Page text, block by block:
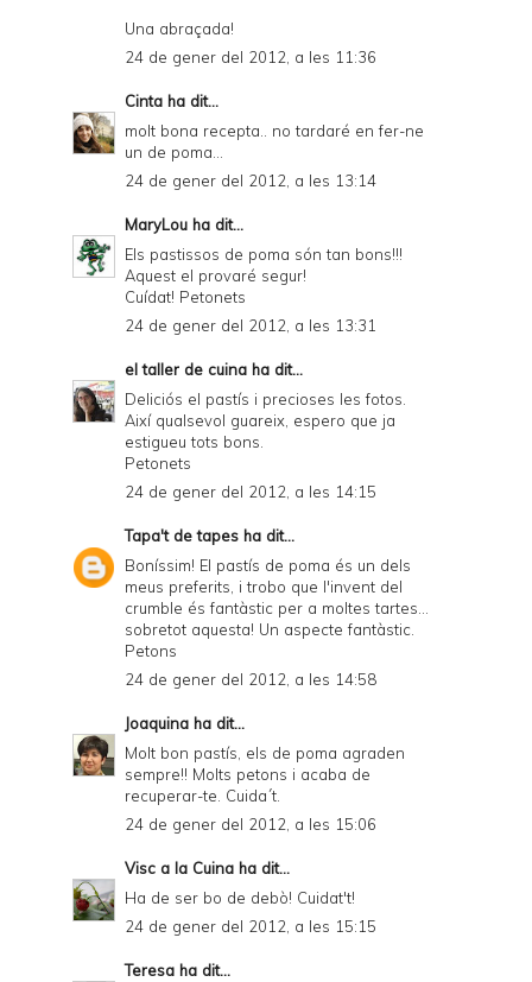
Una abraçada!
24 de gener del 2012, a les 11:36
Cinta ha dit...
molt bona recepta.. no tardaré en fer-ne
un de poma...
24 de gener del 2012, a les 13:14
MaryLou ha dit...
Els pastissos de poma són tan bons!!!
Aquest el provaré segur!
Cuídat! Petonets
24 de gener del 2012, a les 13:31
el taller de cuina ha dit...
Deliciós el pastís i precioses les fotos.
Així qualsevol guareix, espero que ja
estigueu tots bons.
Petonets
24 de gener del 2012, a les 14:15
Tapa't de tapes ha dit...
Boníssim! El pastís de poma és un dels
meus preferits, i trobo que l'invent del
crumble és fantàstic per a moltes tartes...
sobretot aquesta! Un aspecte fantàstic.
Petons
24 de gener del 2012, a les 14:58
Joaquina ha dit...
Molt bon pastís, els de poma agraden
sempre!! Molts petons i acaba de
recuperar-te. Cuida´t.
24 de gener del 2012, a les 15:06
Visc a la Cuina ha dit...
Ha de ser bo de debò! Cuidat't!
24 de gener del 2012, a les 15:15
Teresa ha dit...